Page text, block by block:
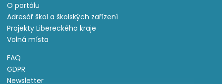
O portálu
Adresář škol a školských zařízení
Projekty Libereckého kraje
Volná místa
FAQ
GDPR
Newsletter